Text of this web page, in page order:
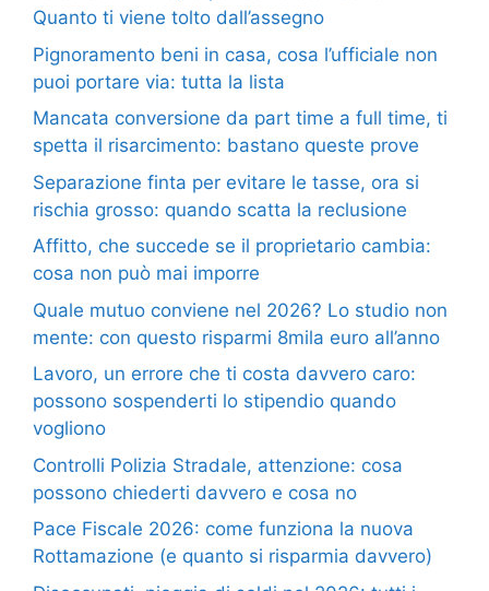
Quanto ti viene tolto dall’assegno
Pignoramento beni in casa, cosa l’ufficiale non
puoi portare via: tutta la lista
Mancata conversione da part time a full time, ti
spetta il risarcimento: bastano queste prove
Separazione finta per evitare le tasse, ora si
rischia grosso: quando scatta la reclusione
Affitto, che succede se il proprietario cambia:
cosa non può mai imporre
Quale mutuo conviene nel 2026? Lo studio non
mente: con questo risparmi 8mila euro all’anno
Lavoro, un errore che ti costa davvero caro:
possono sospenderti lo stipendio quando
vogliono
Controlli Polizia Stradale, attenzione: cosa
possono chiederti davvero e cosa no
Pace Fiscale 2026: come funziona la nuova
Rottamazione (e quanto si risparmia davvero)